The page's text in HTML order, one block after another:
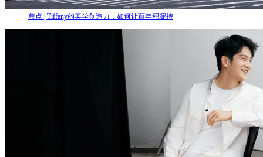
焦点 | Tiffany的美学创造力，如何让百年积淀持